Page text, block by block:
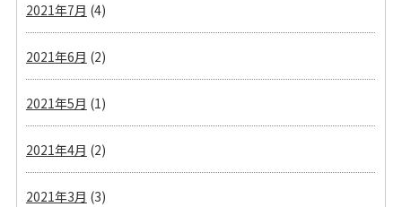
2021年7月 (4)
2021年6月 (2)
2021年5月 (1)
2021年4月 (2)
2021年3月 (3)